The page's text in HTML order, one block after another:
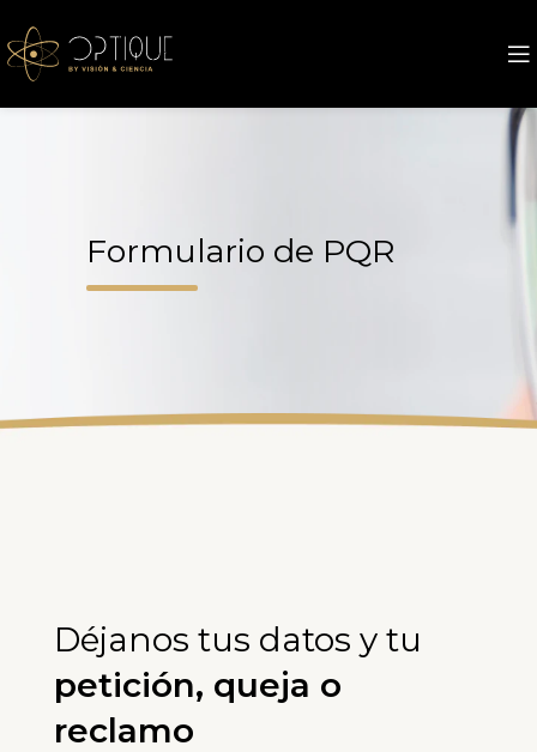
Formulario de PQR
Déjanos tus datos y tu
petición, queja o
reclamo